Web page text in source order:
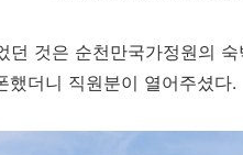
던 것은 순천만국가정원의
했더니 직원분이 열어주셨다.